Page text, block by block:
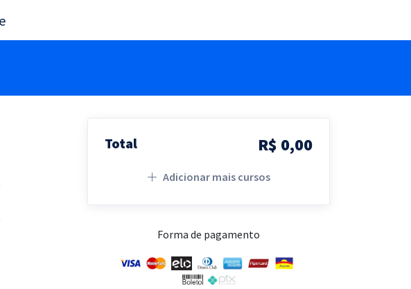
Total R$ 0,00
Adicionar mais cursos
Forma de pagamento